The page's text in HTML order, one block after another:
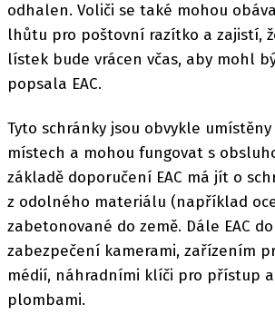
odhalen. Voliči se také mohou
lhůtu pro poštovní razítko a zajistí,
lístek bude vrácen včas, aby mohl
popsala EAC.
Tyto schránky jsou obvykle
místech a mohou fungovat s
základě doporučení EAC má jít o
z odolného materiálu (například
zabetonované do země. Dále EAC
zabezpečení kamerami, zařízením
médií, náhradními klíči pro přístup
plombami.